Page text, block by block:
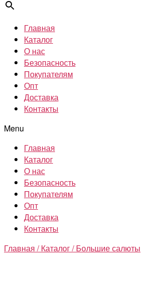
Главная
Каталог
О нас
Безопасность
Покупателям
Опт
Доставка
Контакты
Menu
Главная
Каталог
О нас
Безопасность
Покупателям
Опт
Доставка
Контакты
Главная /Каталог /Большие салюты